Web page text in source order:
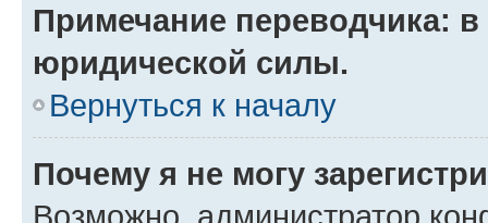
Примечание переводчика:
юридической силы.
Вернуться к началу
Почему я не могу
Возможно, администратор